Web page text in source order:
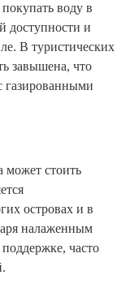
воду в
доступности и
В туристических
завышена, что
газированными
может стоить
островах и в
налаженным
часто